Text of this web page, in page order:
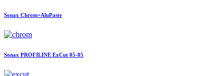
Sonax Chrom+AluPaste
Sonax PROFILINE ExCut 05-05